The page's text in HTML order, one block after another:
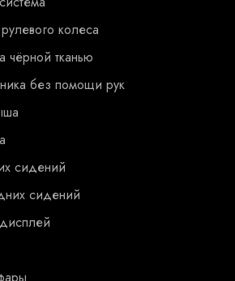
колеса
чёрной тканью
без помощи рук
сидений
сидений